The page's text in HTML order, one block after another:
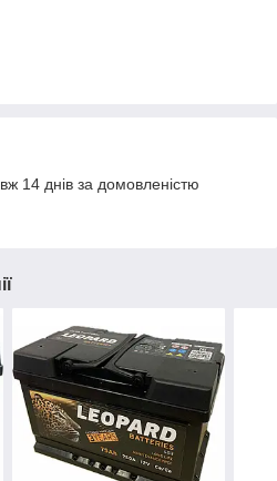
14 днів за домовленістю